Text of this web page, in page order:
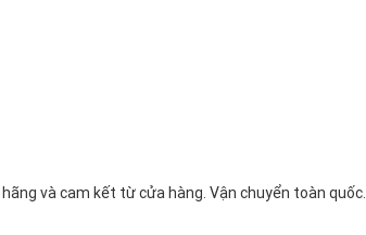
và cam kết từ cửa hàng. Vận chuyển toàn quốc.